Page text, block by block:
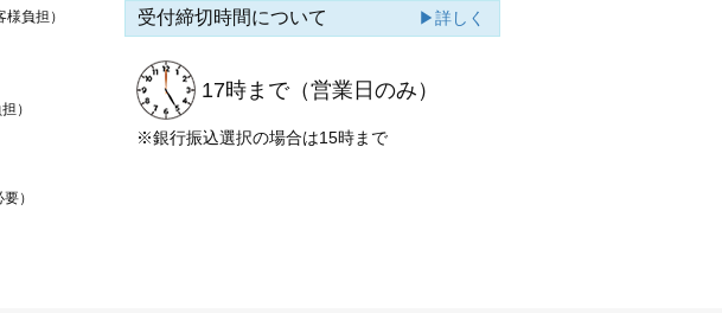
様負担）
）
）
受付締切時間について ▶詳しく
17時まで（営業日のみ）
※銀行振込選択の場合は15時まで